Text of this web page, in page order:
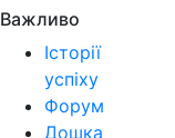
Важливо
Історії
успіху
Форум
Дошка